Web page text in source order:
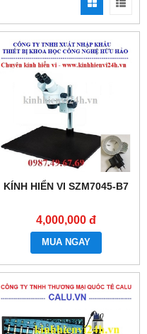
KÍNH HIỂN VI SZM7045-B7
4,000,000 đ
MUA NGAY